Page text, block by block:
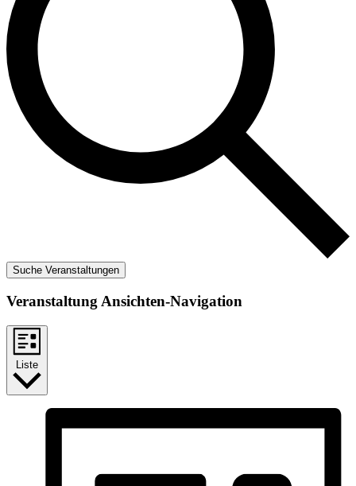
Suche Veranstaltungen
Veranstaltung Ansichten-Navigation
Liste